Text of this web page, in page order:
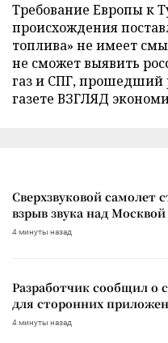
Требование Европы к
происхождения
топлива» не имеет
не сможет выявить
газ и СПГ, прошедший
газете ВЗГЛЯД
Сверхзвуковой самолет
взрыв звука над Москвой
4 минуты назад
Разработчик сообщил о
для сторонних
4 минуты назад